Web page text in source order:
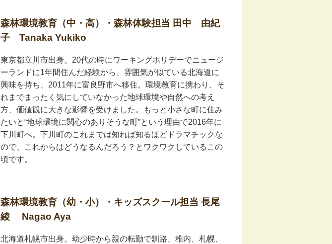
森林環境教育（中・高）・森林体験担当 田中 由紀
子 Tanaka Yukiko
東京都立川市出身。20代の時にワーキングホリデーでニュージ
ーランドに1年間住んだ経験から、雰囲気が似ている北海道に
興味を持ち、2011年に富良野市へ移住。環境教育に携わり、そ
れまでまったく気にしていなかった地球環境や自然への考え
方、価値観に大きな影響を受けました。もっと小さな町に住み
たいと“地球環境に関心のありそうな町”という理由で2016年に
下川町へ。下川町のこれまでは知れば知るほどドラマチックな
ので、これからはどうなるんだろう？とワクワクしているこの
頃です。
森林環境教育（幼・小）・キッズスクール担当 長尾
綾 Nagao Aya
北海道札幌市出身。幼少時から親の転勤で釧路、稚内、札幌、